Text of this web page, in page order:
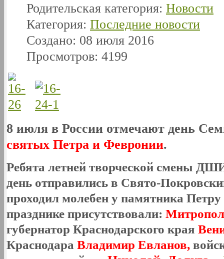
Родительская категория: Новости
Категория: Последние новости
Создано: 08 июля 2016
Просмотров: 4199
8 июля в России отмечают день
святых Петра и Февронии.
Ребята летней творческой смены ДШИ
день отправились в Свято-
проходил молебен у памятника
празднике присутствовали:
губернатор Краснодарского края
Краснодара Владимир Евланов,